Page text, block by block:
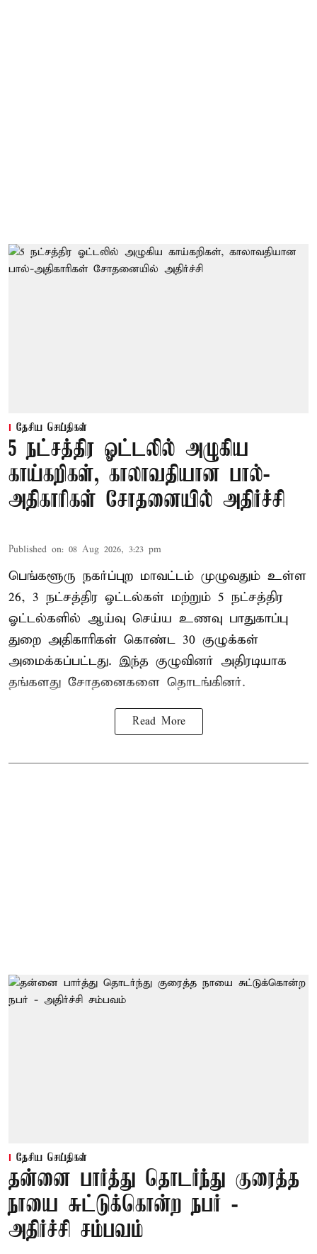
தேசிய செய்திகள்
5 நட்சத்திர ஓட்டலில் அழுகிய
காய்கறிகள், காலாவதியான பால்-
அதிகாரிகள் சோதனையில் அதிர்ச்சி
Published on: 08 Aug 2026, 3:23 pm
பெங்களூரு நகர்ப்புற மாவட்டம் முழுவதும் உள்ள
26, 3 நட்சத்திர ஓட்டல்கள் மற்றும் 5 நட்சத்திர
ஓட்டல்களில் ஆய்வு செய்ய உணவு பாதுகாப்பு
துறை அதிகாரிகள் கொண்ட 30 குழுக்கள்
அமைக்கப்பட்டது. இந்த குழுவினர் அதிரடியாக
தங்களது சோதனைகளை தொடங்கினர்.
Read More
தேசிய செய்திகள்
தன்னை பார்த்து தொடர்ந்து குரைத்த
நாயை சுட்டுக்கொன்ற நபர் -
அதிர்ச்சி சம்பவம்